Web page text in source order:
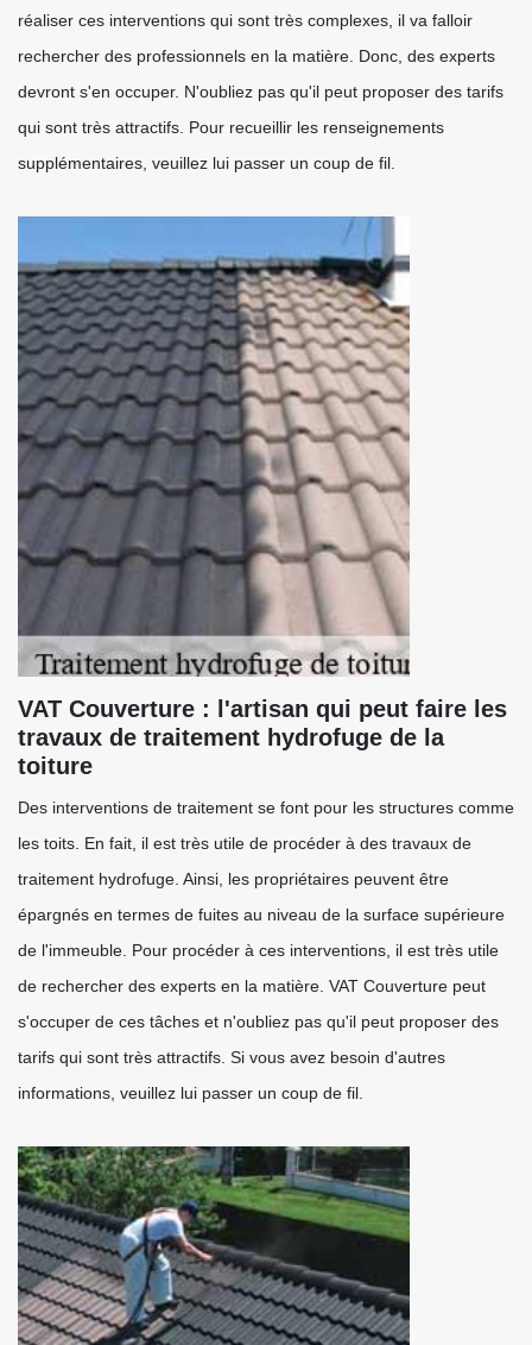
réaliser ces interventions qui sont très complexes, il va falloir
rechercher des professionnels en la matière. Donc, des experts
devront s'en occuper. N'oubliez pas qu'il peut proposer des tarifs
qui sont très attractifs. Pour recueillir les renseignements
supplémentaires, veuillez lui passer un coup de fil.
VAT Couverture : l'artisan qui peut faire les
travaux de traitement hydrofuge de la
toiture
Des interventions de traitement se font pour les structures comme
les toits. En fait, il est très utile de procéder à des travaux de
traitement hydrofuge. Ainsi, les propriétaires peuvent être
épargnés en termes de fuites au niveau de la surface supérieure
de l'immeuble. Pour procéder à ces interventions, il est très utile
de rechercher des experts en la matière. VAT Couverture peut
s'occuper de ces tâches et n'oubliez pas qu'il peut proposer des
tarifs qui sont très attractifs. Si vous avez besoin d'autres
informations, veuillez lui passer un coup de fil.